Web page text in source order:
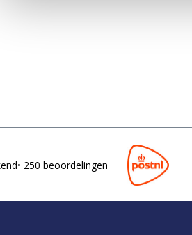
• 250 beoordelingen